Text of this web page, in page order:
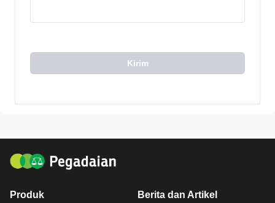
Kirim
Produk
Berita dan Artikel